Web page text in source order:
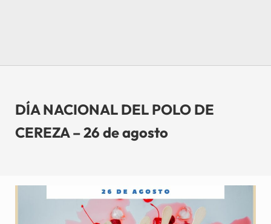
DÍA NACIONAL DEL POLO DE
CEREZA – 26 de agosto